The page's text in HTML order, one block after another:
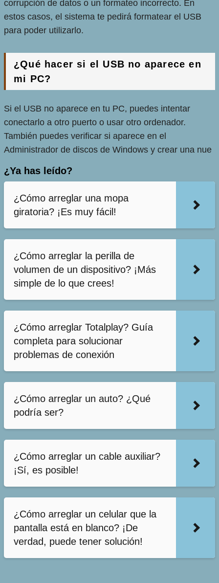
corrupción de datos o un formateo incorrecto. En
estos casos, el sistema te pedirá formatear el USB
para poder utilizarlo.
¿Qué hacer si el USB no aparece en
mi PC?
Si el USB no aparece en tu PC, puedes intentar
conectarlo a otro puerto o usar otro ordenador.
También puedes verificar si aparece en el
Administrador de discos de Windows y crear una nue
¿Ya has leído?
¿Cómo arreglar una mopa
giratoria? ¡Es muy fácil!
¿Cómo arreglar la perilla de
volumen de un dispositivo? ¡Más
simple de lo que crees!
¿Cómo arreglar Totalplay? Guía
completa para solucionar
problemas de conexión
¿Cómo arreglar un auto? ¿Qué
podría ser?
¿Cómo arreglar un cable auxiliar?
¡Sí, es posible!
¿Cómo arreglar un celular que la
pantalla está en blanco? ¡De
verdad, puede tener solución!